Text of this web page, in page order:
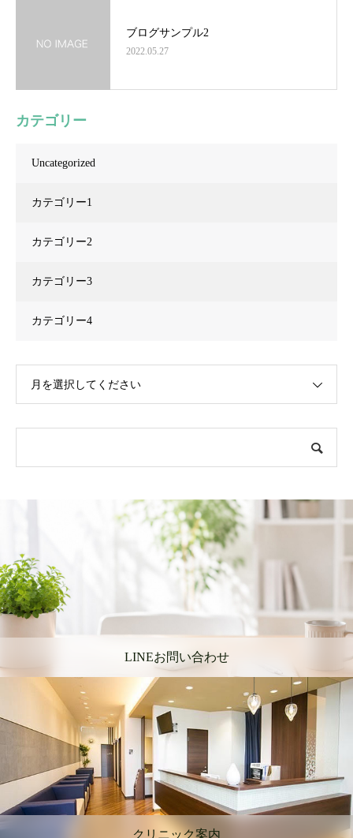
ブログサンプル2
2022.05.27
カテゴリー
Uncategorized
カテゴリー1
カテゴリー2
カテゴリー3
カテゴリー4
月を選択してください
LINEお問い合わせ
クリニック案内